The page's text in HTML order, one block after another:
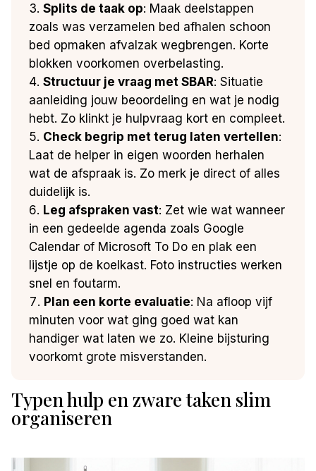
Splits de taak op: Maak deelstappen
zoals was verzamelen bed afhalen schoon
bed opmaken afvalzak wegbrengen. Korte
blokken voorkomen overbelasting.
Structuur je vraag met SBAR: Situatie
aanleiding jouw beoordeling en wat je nodig
hebt. Zo klinkt je hulpvraag kort en compleet.
Check begrip met terug laten vertellen:
Laat de helper in eigen woorden herhalen
wat de afspraak is. Zo merk je direct of alles
duidelijk is.
Leg afspraken vast: Zet wie wat wanneer
in een gedeelde agenda zoals Google
Calendar of Microsoft To Do en plak een
lijstje op de koelkast. Foto instructies werken
snel en foutarm.
Plan een korte evaluatie: Na afloop vijf
minuten voor wat ging goed wat kan
handiger wat laten we zo. Kleine bijsturing
voorkomt grote misverstanden.
Typen hulp en zware taken slim
organiseren